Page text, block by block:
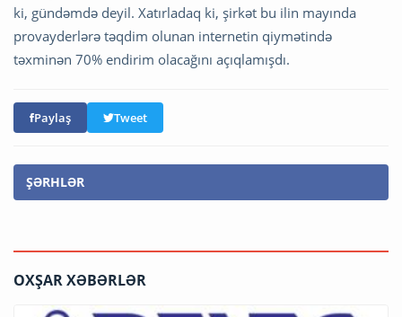
ki, gündəmdə deyil. Xatırladaq ki, şirkət bu ilin mayında
provayderlərə təqdim olunan internetin qiymətində
təxminən 70% endirim olacağını açıqlamışdı.
Paylaş Tweet
ŞƏRHLƏR
OXŞAR XƏBƏRLƏR